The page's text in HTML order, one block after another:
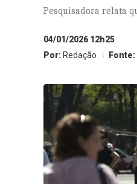
Pesquisadora relata
04/01/2026 12h25
Por: Redação Fonte: